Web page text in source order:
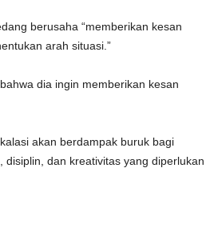
berusaha “memberikan kesan
arah situasi.”
dia ingin memberikan kesan
akan berdampak buruk bagi
dan kreativitas yang diperlukan